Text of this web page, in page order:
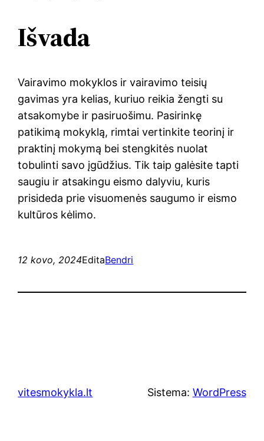
Išvada
Vairavimo mokyklos ir vairavimo teisių
gavimas yra kelias, kuriuo reikia žengti su
atsakomybe ir pasiruošimu. Pasirinkę
patikimą mokyklą, rimtai vertinkite teorinį ir
praktinį mokymą bei stengkitės nuolat
tobulinti savo įgūdžius. Tik taip galėsite tapti
saugiu ir atsakingu eismo dalyviu, kuris
prisideda prie visuomenės saugumo ir eismo
kultūros kėlimo.
12 kovo, 2024EditaBendri
vitesmokykla.lt Sistema: WordPress